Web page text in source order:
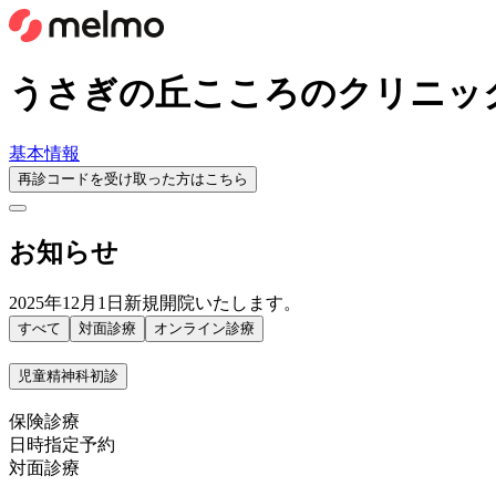
うさぎの丘こころのクリニッ
基本情報
再診コードを受け取った方はこちら
お知らせ
2025年12月1日新規開院いたします。
すべて 対面診療 オンライン診療
児童精神科初診
保険診療
日時指定予約
対面診療